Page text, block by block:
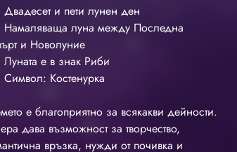
и пети лунен ден
луна между Последна
и Новолуние
е в знак Риби
Костенурка
е благоприятно за всякакви дейности.
дава възможност за творчество,
връзка, нужди от почивка и